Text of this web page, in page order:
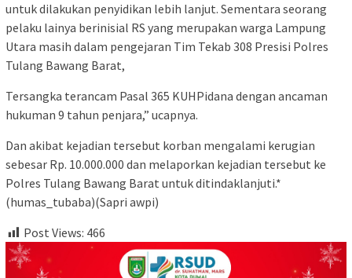
untuk dilakukan penyidikan lebih lanjut. Sementara seorang
pelaku lainya berinisial RS yang merupakan warga Lampung
Utara masih dalam pengejaran Tim Tekab 308 Presisi Polres
Tulang Bawang Barat,
Tersangka terancam Pasal 365 KUHPidana dengan ancaman
hukuman 9 tahun penjara,” ucapnya.
Dan akibat kejadian tersebut korban mengalami kerugian
sebesar Rp. 10.000.000 dan melaporkan kejadian tersebut ke
Polres Tulang Bawang Barat untuk ditindaklanjuti.*
(humas_tubaba)(Sapri awpi)
Post Views: 466